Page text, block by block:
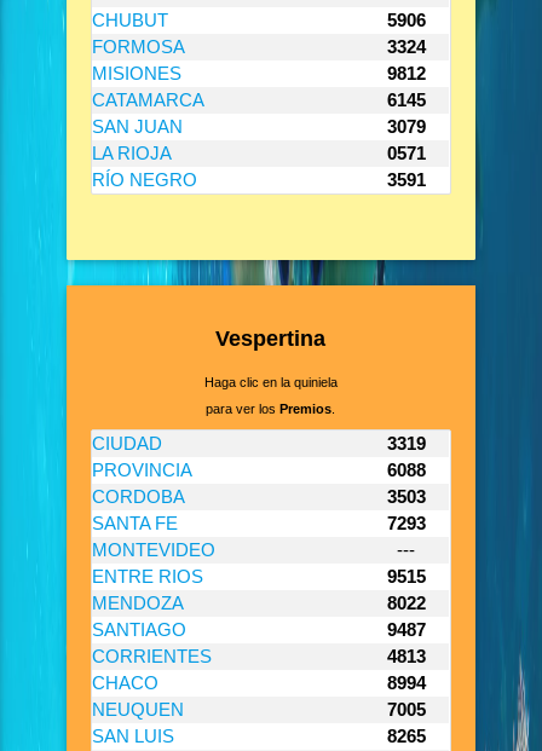
CHUBUT
5906
FORMOSA
3324
MISIONES
9812
CATAMARCA
6145
SAN JUAN
3079
LA RIOJA
0571
RÍO NEGRO
3591
Vespertina
Haga clic en la quiniela
para ver losPremios
CIUDAD
3319
PROVINCIA
6088
CORDOBA
3503
SANTA FE
7293
MONTEVIDEO
---
ENTRE RIOS
9515
MENDOZA
8022
SANTIAGO
9487
CORRIENTES
4813
CHACO
8994
NEUQUEN
7005
SAN LUIS
8265